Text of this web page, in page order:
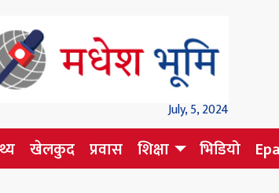
July, 5, 2024
खेलकुद प्रवास शिक्षा भिडियो